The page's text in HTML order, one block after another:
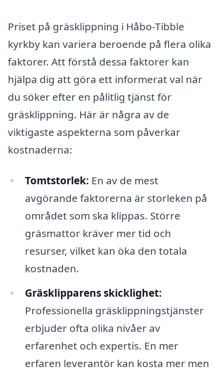
Priset på gräsklippning i Håbo-Tibble
kyrkby kan variera beroende på flera olika
faktorer. Att förstå dessa faktorer kan
hjälpa dig att göra ett informerat val när
du söker efter en pålitlig tjänst för
gräsklippning. Här är några av de
viktigaste aspekterna som påverkar
kostnaderna:
Tomtstorlek: En av de mest
avgörande faktorerna är storleken på
området som ska klippas. Större
gräsmattor kräver mer tid och
resurser, vilket kan öka den totala
kostnaden.
Gräsklipparens skicklighet:
Professionella gräsklippningstjänster
erbjuder ofta olika nivåer av
erfarenhet och expertis. En mer
erfaren leverantör kan kosta mer men